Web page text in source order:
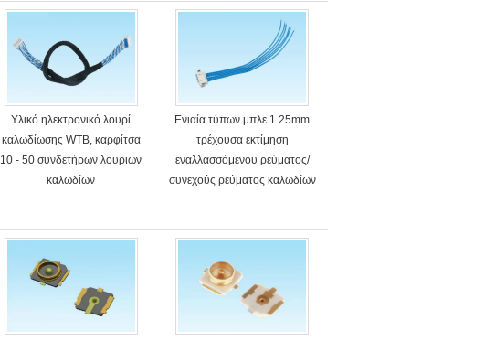
Υλικό ηλεκτρονικό λουρί
καλωδίωσης WTB, καρφίτσα
10 - 50 συνδετήρων λουριών
καλωδίων
Ενιαία τύπων μπλε 1.25mm
τρέχουσα εκτίμηση
εναλλασσόμενου ρεύματος/
συνεχούς ρεύματος καλωδίων